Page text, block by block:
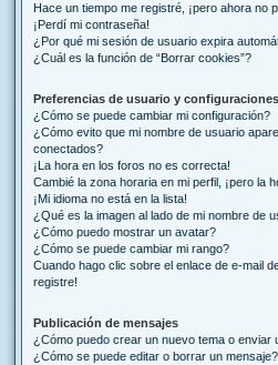
Hace un tiempo me registré, ¡pero ahora no
¡Perdí mi contraseña!
¿Por qué mi sesión de usuario expira
¿Cuál es la función de “Borrar cookies”?
Preferencias de usuario y configuraciones
¿Cómo se puede cambiar mi configuración?
¿Cómo evito que mi nombre de usuario
conectados?
¡La hora en los foros no es correcta!
Cambié la zona horaria en mi perfil, ¡pero la
¡Mi idioma no está en la lista!
¿Qué es la imagen al lado de mi nombre de
¿Cómo puedo mostrar un avatar?
¿Cómo se puede cambiar mi rango?
Cuando hago clic sobre el enlace de e-mail
registre!
Publicación de mensajes
¿Cómo puedo crear un nuevo tema o enviar
¿Cómo se puede editar o borrar un mensaje?